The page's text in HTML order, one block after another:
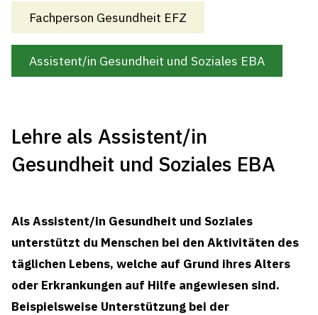
Fachperson Gesundheit EFZ
Assistent/in Gesundheit und Soziales EBA
Lehre als Assistent/in
Gesundheit und Soziales EBA
Als Assistent/in Gesundheit und Soziales
unterstützt du Menschen bei den Aktivitäten des
täglichen Lebens, welche auf Grund ihres Alters
oder Erkrankungen auf Hilfe angewiesen sind.
Beispielsweise Unterstützung bei der